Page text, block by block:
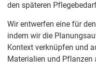
den späteren
Wir entwerfen eine für
indem wir die
Kontext verknüpfen und
Materialien und Pflanzen